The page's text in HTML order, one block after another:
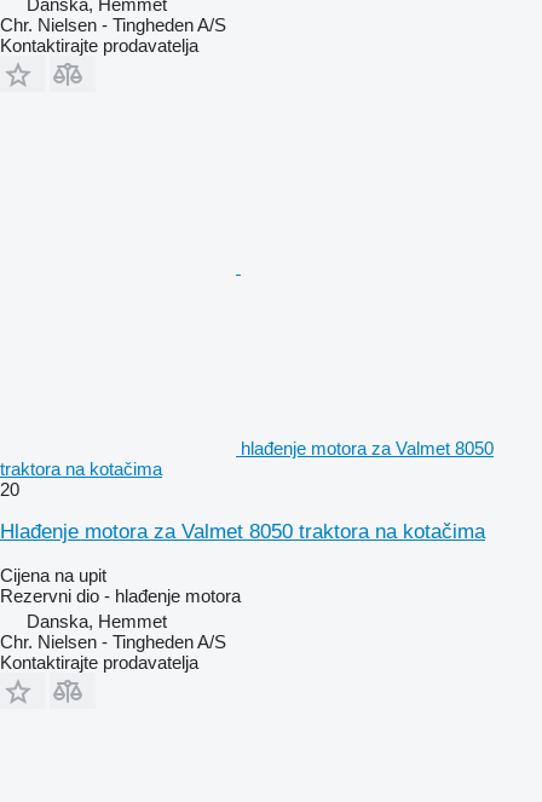
Danska, Hemmet
Chr. Nielsen - Tingheden A/S
Kontaktirajte prodavatelja
hlađenje motora za Valmet 8050
traktora na kotačima
20
Hlađenje motora za Valmet 8050 traktora na kotačima
Cijena na upit
Rezervni dio - hlađenje motora
Danska, Hemmet
Chr. Nielsen - Tingheden A/S
Kontaktirajte prodavatelja